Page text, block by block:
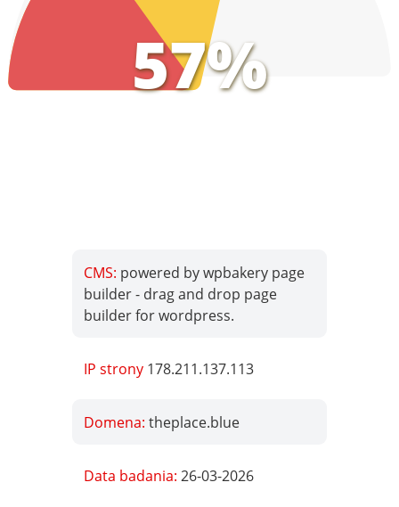
57%
CMS: powered by wpbakery page
builder - drag and drop page
builder for wordpress.
IP strony 178.211.137.113
Domena:theplace.blue
Data badania:26-03-2026